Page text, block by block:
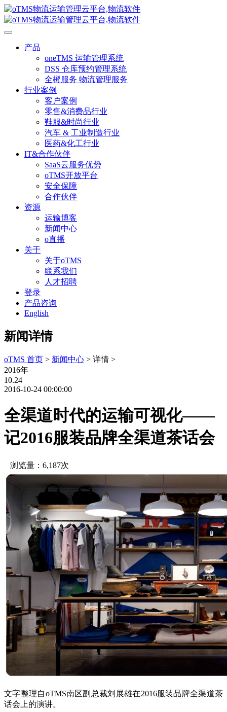
产品
oneTMS 运输管理系统
DSS 仓库预约管理系统
全橙服务 物流管理服务
行业案例
客户案例
零售&消费品行业
鞋服&时尚行业
汽车 & 工业制造行业
医药&化工行业
IT&合作伙伴
SaaS云服务优势
oTMS开放平台
安全保障
合作伙伴
资源
运输博客
新闻中心
o直播
关于
关于oTMS
联系我们
人才招聘
登录
产品咨询
English
新闻详情
oTMS 首页 > 新闻中心 > 详情 >
2016年
10.24
2016-10-24 00:00:00
全渠道时代的运输可视化——
记2016服装品牌全渠道茶话会
浏览量：6,187次
文字整理自oTMS南区副总裁刘展雄在2016服装品牌全渠道茶
话会上的演讲。